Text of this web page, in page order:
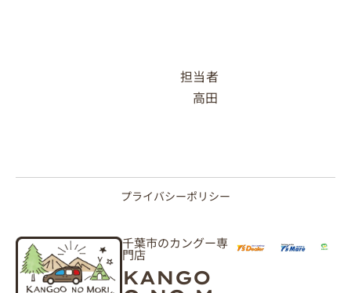
担当者
高田
プライバシーポリシー
千葉市のカングー専
門店
KANGO